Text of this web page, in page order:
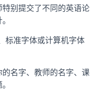
别提交了不同的英语论
标准字体或计算机字体
名字、教师的名字、课